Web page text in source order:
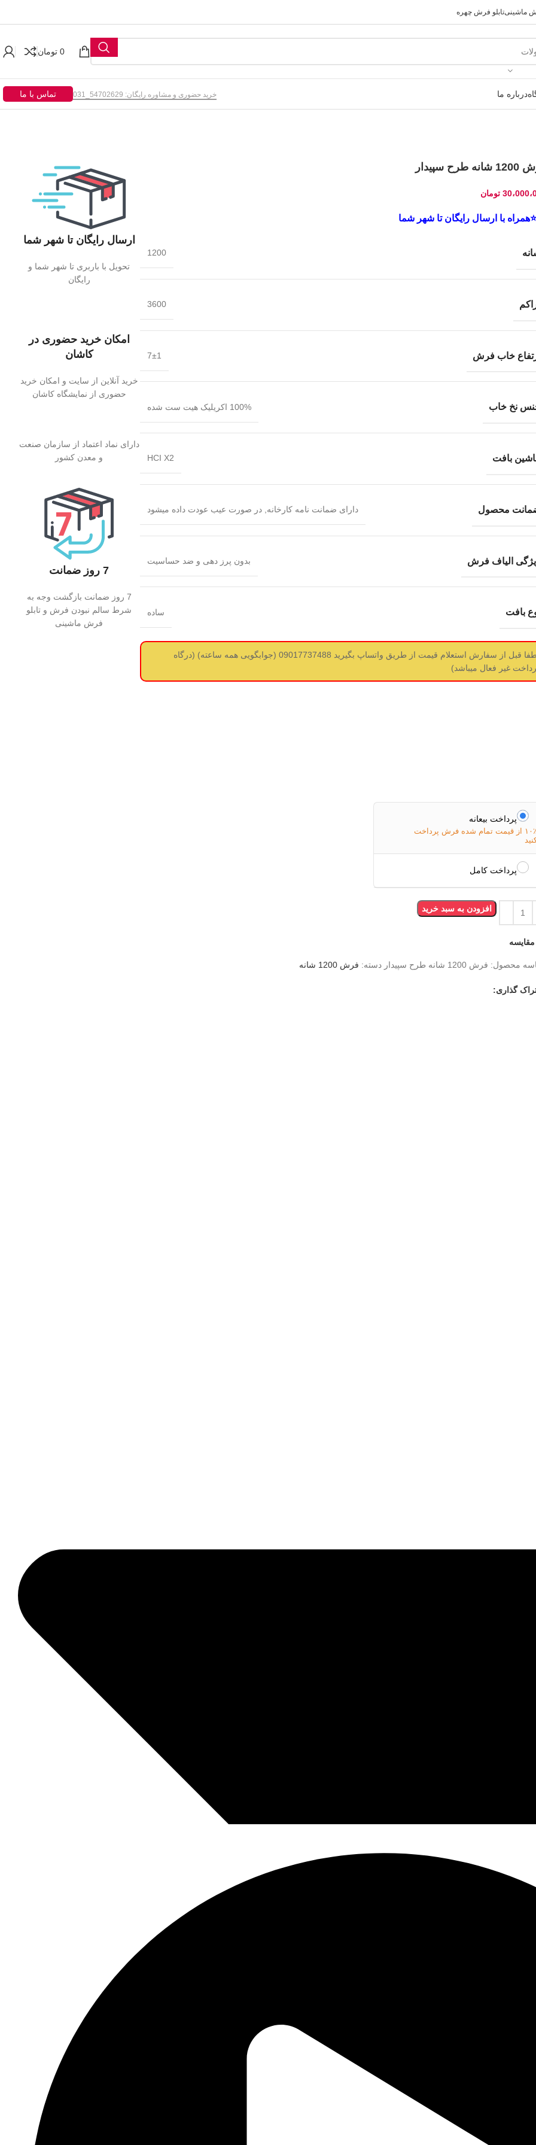
ماشینیتابلو فرش چهره
0 تومان
درباره ما خرید حضوری و مشاوره رایگان: 54702629_031 تماس با ما
طرح سپیدار
تومان
⭐همراه با ارسال رایگان تا شهر شما
1200
3600
خاب فرش 7±1
نخ خاب 100% اکریلیک هیت ست شده
بافت HCI X2
محصول دارای ضمانت نامه کارخانه, در صورت عیب عودت داده میشود
الیاف فرش بدون پرز دهی و ضد حساسیت
بافت ساده
لطفا قبل از سفارش استعلام قیمت از طریق واتساپ بگیرید 09017737488 (جوابگویی همه ساعته) (درگاه
غیر فعال میباشد)
پرداخت بیعانه
۱۰٪ از قیمت تمام شده فرش پرداخت
پرداخت کامل
افزودن به سبد خرید
مقایسه
محصول: فرش 1200 شانه طرح سپیدار دسته: فرش 1200 شانه
گذاری:
ارسال رایگان تا شهر شما
تحویل با باربری تا شهر شما و
رایگان
امکان خرید حضوری در
کاشان
خرید آنلاین از سایت و امکان خرید
حضوری از نمایشگاه کاشان
دارای نماد اعتماد از سازمان صنعت
و معدن کشور
7 روز ضمانت
7 روز ضمانت بازگشت وجه به
شرط سالم نبودن فرش و تابلو
فرش ماشینی